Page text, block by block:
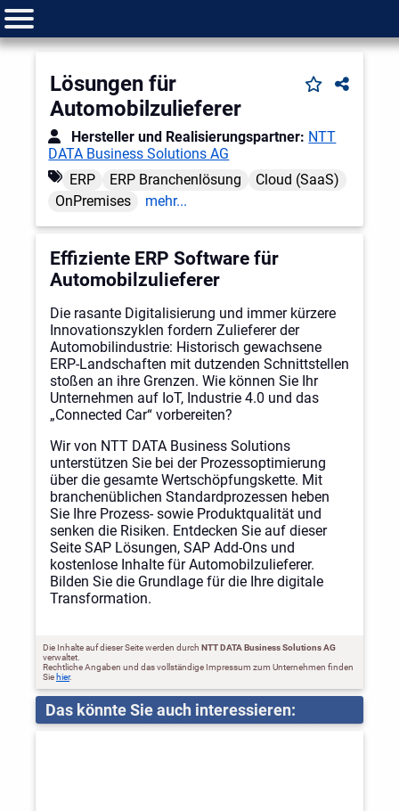
Lösungen für
Automobilzulieferer
Hersteller und Realisierungspartner: NTT
DATA Business Solutions AG
ERP
ERP Branchenlösung
Cloud (SaaS)
OnPremises
mehr...
Effiziente ERP Software für
Automobilzulieferer
Die rasante Digitalisierung und immer kürzere
Innovationszyklen fordern Zulieferer der
Automobilindustrie: Historisch gewachsene
ERP-Landschaften mit dutzenden Schnittstellen
stoßen an ihre Grenzen. Wie können Sie Ihr
Unternehmen auf IoT, Industrie 4.0 und das
„Connected Car“ vorbereiten?
Wir von NTT DATA Business Solutions
unterstützen Sie bei der Prozessoptimierung
über die gesamte Wertschöpfungskette. Mit
branchenüblichen Standardprozessen heben
Sie Ihre Prozess- sowie Produktqualität und
senken die Risiken. Entdecken Sie auf dieser
Seite SAP Lösungen, SAP Add-Ons und
kostenlose Inhalte für Automobilzulieferer.
Bilden Sie die Grundlage für die Ihre digitale
Transformation.
Die Inhalte auf dieser Seite werden durch NTT DATA Business Solutions AG
verwaltet.
Rechtliche Angaben und das vollständige Impressum zum Unternehmen finden
Sie hier.
Das könnte Sie auch interessieren: